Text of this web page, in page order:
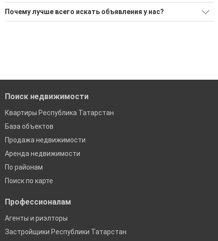
Поможем Купить офис в районе Новошешминский?
Воспользуйтесь нашим поиском по новостройкам, для
Почему лучше всего искать объявления у нас?
Поиск недвижимости
Квартиры Республика Татарстан
База объектов
Продажа недвижимости
Аренда недвижимости
По районам
Поиск по карте
Профессионалам
Агенты и риэлторы
Застройщики Республики Татарстан